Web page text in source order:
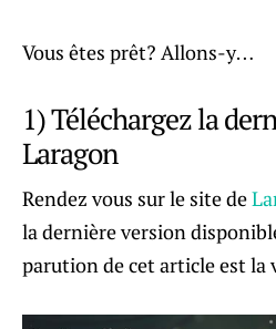
Vous êtes prêt? Allons-y…
1) Téléchargez la
Laragon
Rendez vous sur le site de
la dernière version
parution de cet article est la